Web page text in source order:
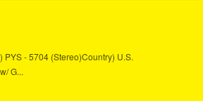
- 5704 (Stereo)Country) U.S.
G...